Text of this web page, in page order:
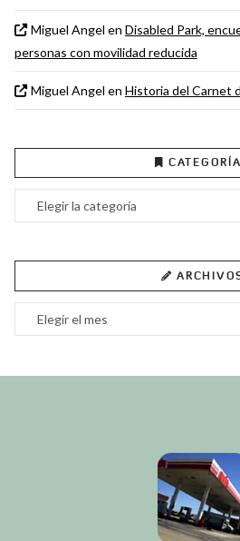
Miguel Angel en Disabled Park,
personas con movilidad reducida
Miguel Angel en Historia del Carnet
Categorías
Archivos